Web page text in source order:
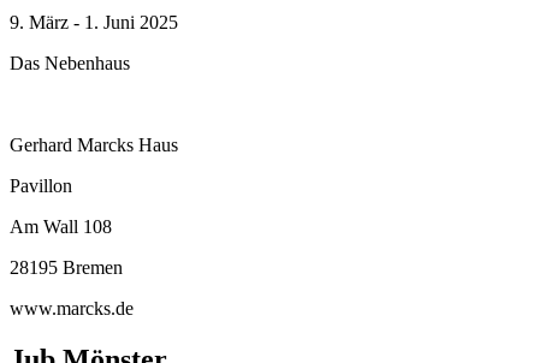
9. März - 1. Juni 2025
Das Nebenhaus
Gerhard Marcks Haus
Pavillon
Am Wall 108
28195 Bremen
www.marcks.de